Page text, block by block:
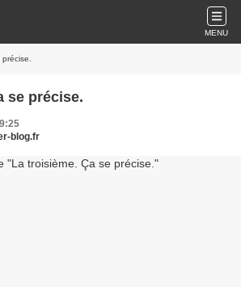
MENU
se précise.
blog.fr